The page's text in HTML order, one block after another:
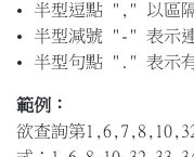
半型逗點 "," 以區隔
半型減號 "-" 表示連
半型句點 "." 表示有
範例：
欲查詢第